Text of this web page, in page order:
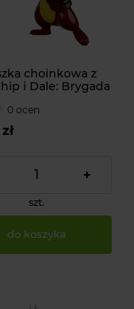
choinkowa z
i Dale: Brygada
0 ocen
+
szt.
do koszyka